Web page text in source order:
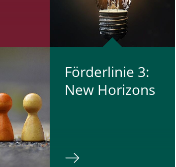
För­der­li­nie 3:
New Ho­ri­zons